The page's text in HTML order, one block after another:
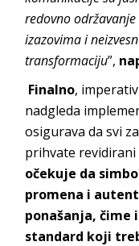
redovno
izazovima i
transformaciju”,
Finalno,
nadgleda
osigurava da svi
prihvate
očekuje da
promena i
ponašanja, čime
standard koji